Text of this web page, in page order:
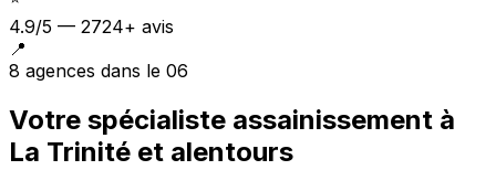
4.9/5 — 2724+ avis
📍
8 agences dans le 06
Votre spécialiste assainissement à
La Trinité et alentours